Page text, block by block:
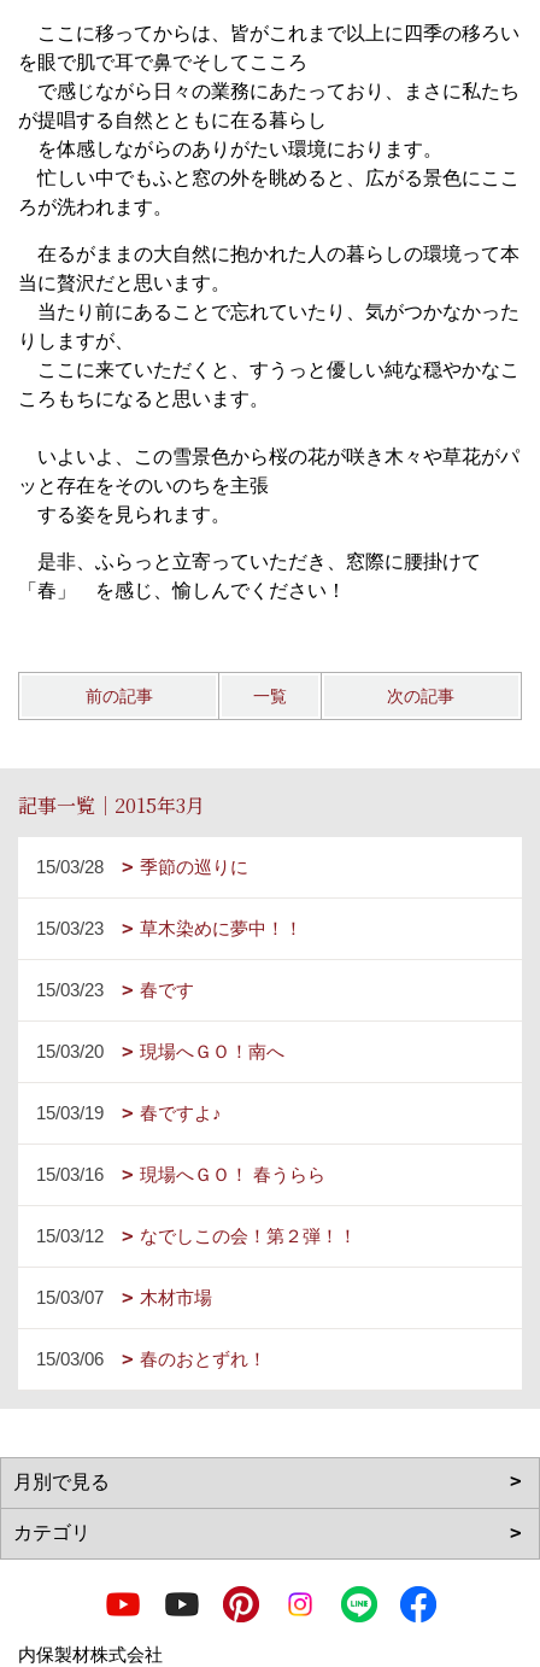
ここに移ってからは、皆がこれまで以上に四季の移ろい
を眼で肌で耳で鼻でそしてこころ
で感じながら日々の業務にあたっており、まさに私たち
が提唱する自然とともに在る暮らし
を体感しながらのありがたい環境におります。
忙しい中でもふと窓の外を眺めると、広がる景色にここ
ろが洗われます。
在るがままの大自然に抱かれた人の暮らしの環境って本
当に贅沢だと思います。
当たり前にあることで忘れていたり、気がつかなかった
りしますが、
ここに来ていただくと、すうっと優しい純な穏やかなこ
ころもちになると思います。
いよいよ、この雪景色から桜の花が咲き木々や草花がパ
ッと存在をそのいのちを主張
する姿を見られます。
是非、ふらっと立寄っていただき、窓際に腰掛けて
「春」 を感じ、愉しんでください！
前の記事 一覧 次の記事
記事一覧｜2015年3月
15/03/28 季節の巡りに
15/03/23 草木染めに夢中！！
15/03/23 春です
15/03/20 現場へＧＯ！南へ
15/03/19 春ですよ♪
15/03/16 現場へＧＯ！ 春うらら
15/03/12 なでしこの会！第２弾！！
15/03/07 木材市場
15/03/06 春のおとずれ！
内保製材株式会社